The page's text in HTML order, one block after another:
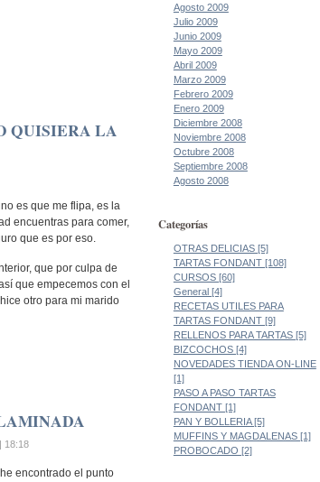
QUISIERA LA
es que me flipa, es la
encuentras para comer,
que es por eso.
que por culpa de
que empecemos con el
otro para mi marido
18:18
encontrado el punto
Agosto 2009
Julio 2009
Junio 2009
Mayo 2009
Abril 2009
Marzo 2009
Febrero 2009
Enero 2009
Diciembre 2008
Noviembre 2008
Octubre 2008
Septiembre 2008
Agosto 2008
Categorías
OTRAS DELICIAS [5]
TARTAS FONDANT [108]
CURSOS [60]
General [4]
RECETAS UTILES PARA
TARTAS FONDANT [9]
RELLENOS PARA TARTAS [5]
BIZCOCHOS [4]
NOVEDADES TIENDA ON-LINE
[1]
PASO A PASO TARTAS
FONDANT [1]
PAN Y BOLLERIA [5]
MUFFINS Y MAGDALENAS [1]
PROBOCADO [2]